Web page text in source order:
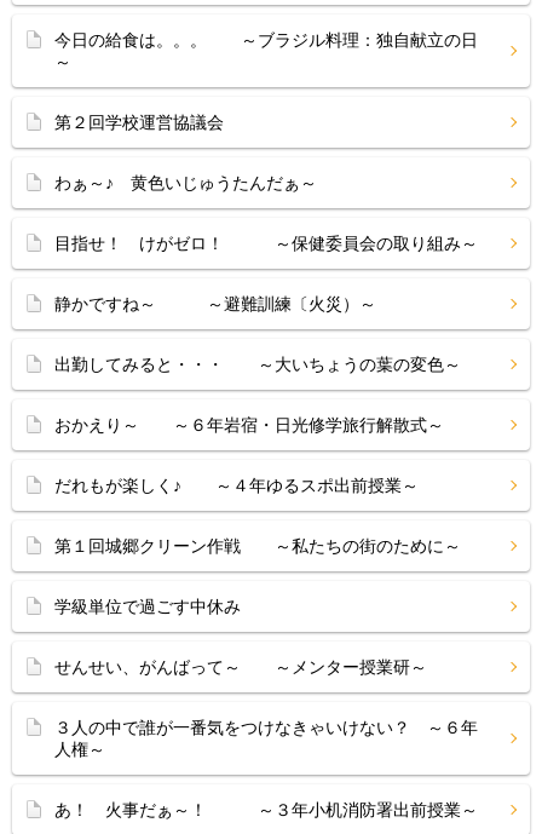
今日の給食は。。。 ～ブラジル料理：独自献立の日
～
第２回学校運営協議会
わぁ～♪ 黄色いじゅうたんだぁ～
目指せ！ けがゼロ！ ～保健委員会の取り組み～
静かですね～ ～避難訓練〔火災）～
出勤してみると・・・ ～大いちょうの葉の変色～
おかえり～ ～６年岩宿・日光修学旅行解散式～
だれもが楽しく♪ ～４年ゆるスポ出前授業～
第１回城郷クリーン作戦 ～私たちの街のために～
学級単位で過ごす中休み
せんせい、がんばって～ ～メンター授業研～
３人の中で誰が一番気をつけなきゃいけない？ ～６年
人権～
あ！ 火事だぁ～！ ～３年小机消防署出前授業～